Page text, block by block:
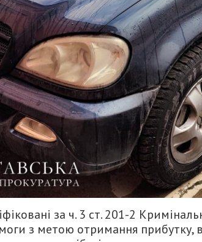
за ч. 3 ст. 201-2
з метою отримання прибутку,